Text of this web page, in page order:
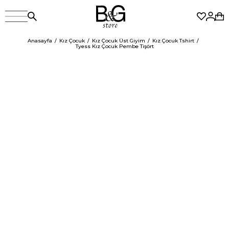
Anasayfa Kız Çocuk Kız Çocuk Üst Giyim
Kız Çocuk Tshirt
Tyess Kız Çocuk Pembe Tişört